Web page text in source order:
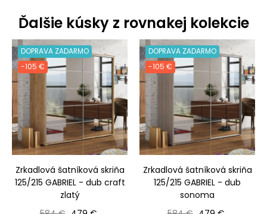
Ďalšie kúsky z rovnakej kolekcie
DOPRAVA ZADARMO
-105 €
Zrkadlová šatníková skriňa
125/215 GABRIEL - dub craft
zlatý
DOPRAVA ZADARMO
-105 €
Zrkadlová šatníková skriňa
125/215 GABRIEL - dub
sonoma